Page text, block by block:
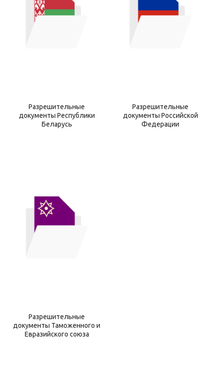
Разрешительные
документы Республики
Беларусь
Разрешительные
документы Российской
Федерации
Разрешительные
документы Таможенного и
Евразийского союза